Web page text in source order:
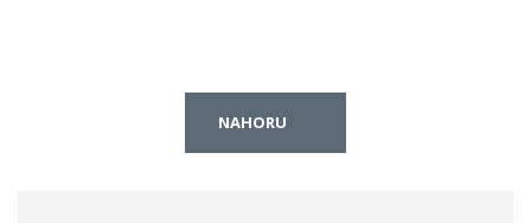
NAHORU